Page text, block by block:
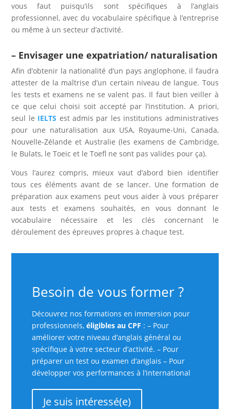
vous faut puisqu’ils sont spécifiques à l’anglais
professionnel, avec du vocabulaire spécifique à l’entreprise
ou même à un secteur d’activité.
– Envisager une expatriation/ naturalisation
Afin d’obtenir la nationalité d’un pays anglophone, il faudra
attester de la maîtrise d’un certain niveau de langue. Tous
les tests et examens ne se valent pas. Il faut bien veiller à
ce que celui choisi soit accepté par l’institution. A priori,
seul le IELTS est admis par les institutions administratives
pour une naturalisation aux USA, Royaume-Uni, Canada,
Nouvelle-Zélande et Australie (les examens de Cambridge,
le Bulats, le Toeic et le Toefl ne sont pas valides pour ça).
Vous l’aurez compris, mieux vaut d’abord bien identifier
tous ces éléments avant de se lancer. Une formation de
préparation aux examens peut vous aider à vous préparer
aux tests et examens souhaités, en vous donnant le
vocabulaire nécessaire et les clés concernant le
déroulement des épreuves propres à chaque test.
Besoin de vous former ?
Découvrez nos formations en immersion pour
professionnels,éligibles au CPF : – Pour
améliorer votre niveau d’anglais général ou
spécifique à votre secteur d’activité. – Pour
préparer un test ou examen d’anglais – Pour
développer vos performances à l’international
Je suis intéressé(e)